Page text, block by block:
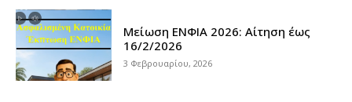
Μείωση ΕΝΦΙΑ 2026: Αίτηση έως
16/2/2026
3 Φεβρουαρίου, 2026